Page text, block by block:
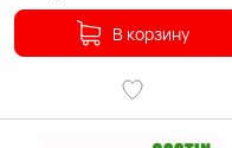
В корзину